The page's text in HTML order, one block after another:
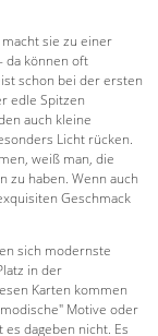
macht sie zu einer
da können oft
schon bei der ersten
edle Spitzen
auch kleine
Licht rücken.
weiß man, die
zu haben. Wenn auch
Geschmack
sich modernste
in der
Karten kommen
Motive oder
es dageben nicht. Es